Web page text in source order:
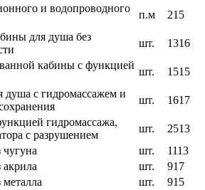
и водопроводного
п.м
215
для душа без
шт.
1316
кабины с функцией
шт.
1515
с гидромассажем и
шт.
1617
гидромассажа,
с разрушением
шт.
2513
шт.
1113
шт.
917
шт.
915